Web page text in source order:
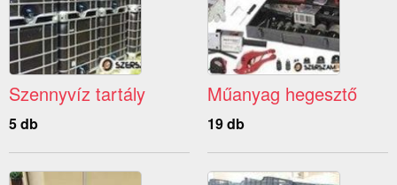
Szennyvíz tartály
5 db
Műanyag hegesztő
19 db